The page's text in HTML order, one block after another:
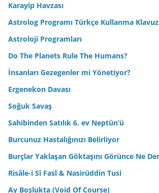
Karayip Havzası
Astrolog Programı Türkçe Kullanma
Astroloji Programları
Do The Planets Rule The Humans?
İnsanları Gezegenler mi Yönetiyor?
Ergenekon Davası
Soğuk Savaş
Sahibinden Satılık 6. ev Neptün’ü
Burcunuz Hastalığınızı Belirliyor
Burçlar Yaklaşan Göktaşını Görünce Ne
Risâle-i Sî Fasl & Nasirüddin Tusi
Ay Boşlukta (Void Of Course)